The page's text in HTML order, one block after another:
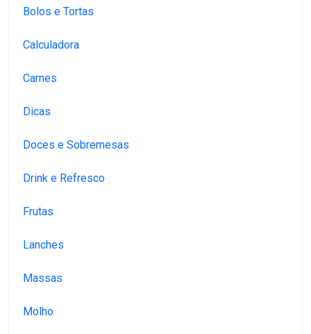
Bolos e Tortas
Calculadora
Carnes
Dicas
Doces e Sobremesas
Drink e Refresco
Frutas
Lanches
Massas
Molho